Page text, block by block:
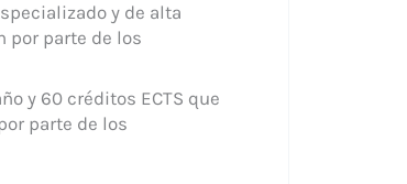
y de alta
por parte de los
y 60 créditos ECTS que
parte de los